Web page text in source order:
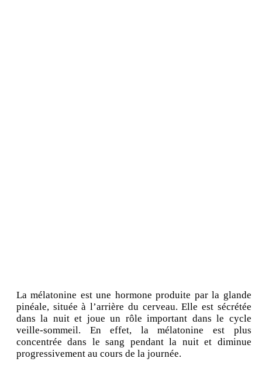
La mélatonine est une hormone produite par la glande
pinéale, située à l’arrière du cerveau. Elle est sécrétée
dans la nuit et joue un rôle important dans le cycle
veille-sommeil. En effet, la mélatonine est plus
concentrée dans le sang pendant la nuit et diminue
progressivement au cours de la journée.